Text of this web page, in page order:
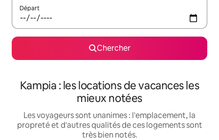
Départ
Chercher
Kampia : les locations de vacances les
mieux notées
Les voyageurs sont unanimes : l'emplacement, la
propreté et d'autres qualités de ces logements sont
très bien notés.